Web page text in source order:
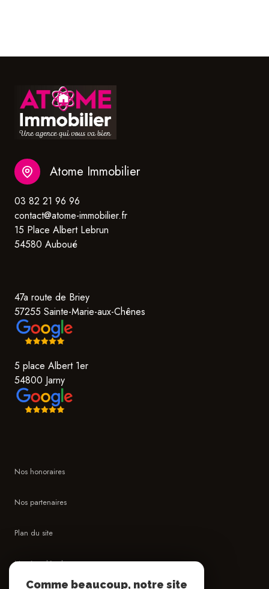
Atome Immobilier
03 82 21 96 96
contact@atome-immobilier.fr
15 Place Albert Lebrun
54580 Auboué
47a route de Briey
57255 Sainte-Marie-aux-Chênes
5 place Albert 1er
54800 Jarny
Nos honoraires
Nos partenaires
Plan du site
Mentions légales
Comme beaucoup, notre site